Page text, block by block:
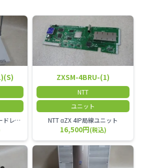
NTT αZX マルチゾーンコードレススター増設アンテナ
ZXSM-4BRU-(1)
NTT
ユニット
NTT αZX 4IP局線ユニット
16,500円(税込)